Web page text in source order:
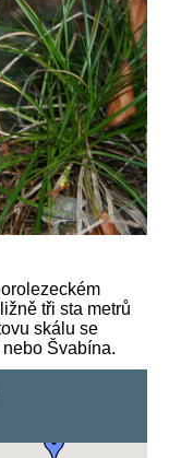
tři sta metrů
skálu se
Švabína.